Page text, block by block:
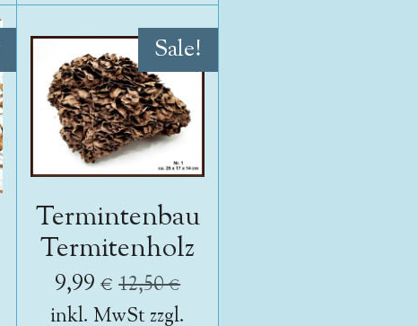
Sale!
Termintenbau
Termitenholz
9,99 € 12,50 €
inkl. MwSt zzgl.